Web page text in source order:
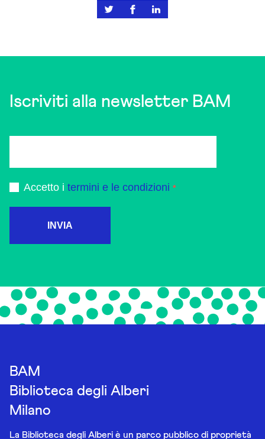
Iscriviti alla newsletter BAM
Accetto i termini e le condizioni
INVIA
BAM
Biblioteca degli Alberi
Milano
La Biblioteca degli Alberi è un parco pubblico di proprietà